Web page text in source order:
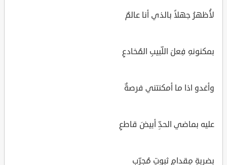
لأُظهرُ جهلاً بالذي أنا عالمٌ
بمكنونهِ فِعلَ اللّبيبِ المُخادعِ
وأغدو اذا ما أمكنتني فرصةٌ
عليه بماضي الحدِّ أبيضَ قاطعِ
بضربةِ مِقدامٍ ثبوتٍ مُجرِّبٍ